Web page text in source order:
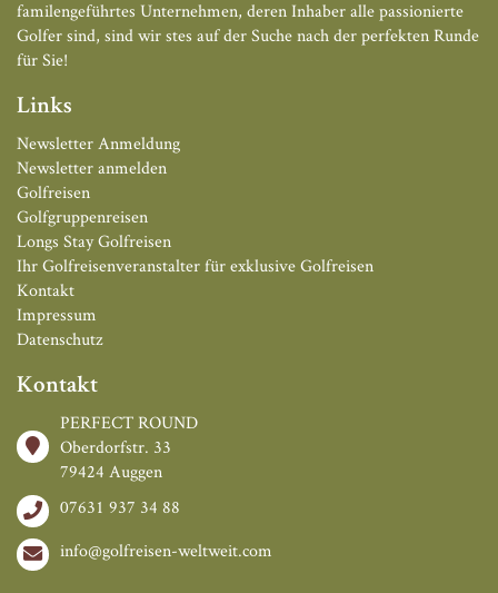
familengeführtes Unternehmen, deren Inhaber alle passionierte
Golfer sind, sind wir stes auf der Suche nach der perfekten Runde
für Sie!
Links
Newsletter Anmeldung
Newsletter anmelden
Golfreisen
Golfgruppenreisen
Longs Stay Golfreisen
Ihr Golfreisenveranstalter für exklusive Golfreisen
Kontakt
Impressum
Datenschutz
Kontakt
PERFECT ROUND
Oberdorfstr. 33
79424 Auggen
07631 937 34 88
info@golfreisen-weltweit.com